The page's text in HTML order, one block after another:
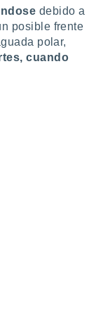
debido a
posible frente
polar,
cuando